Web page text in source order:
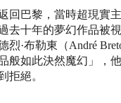
回巴黎，當時超現實
去十年的夢幻作品被
烈·布勒東（André
般如此決然魔幻」，
拒絕。